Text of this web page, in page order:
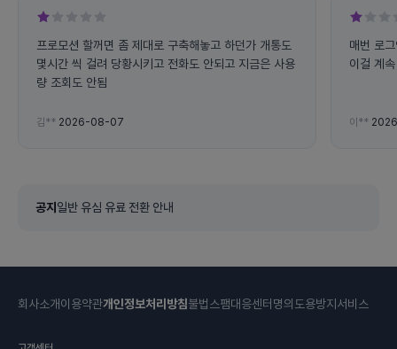
프로모션 할꺼면 좀 제대로 구축해놓고 하던가 개통도
몇시간 씩 걸려 당황시키고 전화도 안되고 지금은 사용
량 조회도 안됨
김** 2026-08-07
매번 로
이걸 계
이**
공지 일반 유심 유료 전환 안내
회사소개이용약관개인정보처리방침불법스팸대응센터 명의도용방지서비스